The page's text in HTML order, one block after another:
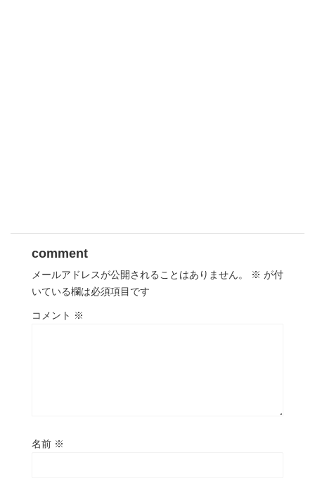
comment
メールアドレスが公開されることはありません。 ※ が付
いている欄は必須項目です
コメント ※
名前 ※